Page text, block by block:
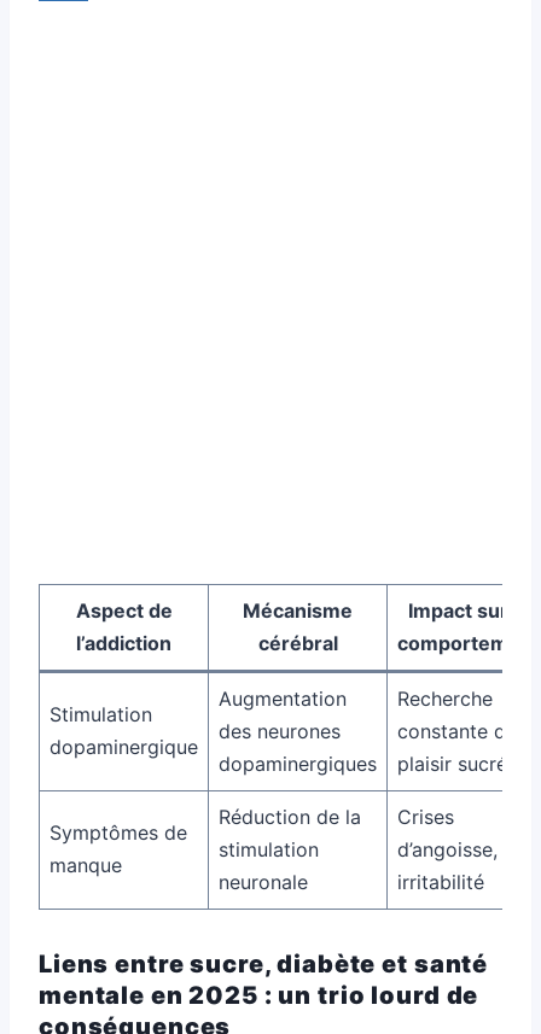
Aspect de
l’addiction
Mécanisme
cérébral
Impact sur le
comportement
Stimulation
dopaminergique
Augmentation
des neurones
dopaminergiques
Recherche
constante du
plaisir sucré
Symptômes de
manque
Réduction de la
stimulation
neuronale
Crises
d’angoisse,
irritabilité
Liens entre sucre, diabète et santé
mentale en 2025 : un trio lourd de
conséquences